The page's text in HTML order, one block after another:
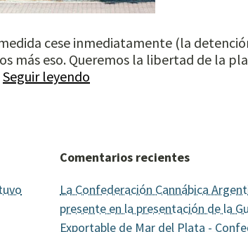
cese inmediatamente (la
más eso. Queremos la libertad de la
Seguir leyendo
Comentarios recientes
La Confederación Cannábica
presente en la presentación de la
Exportable de Mar del Plata -